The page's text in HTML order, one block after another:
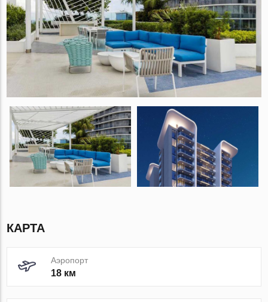
КАРТА
Аэропорт
18 км